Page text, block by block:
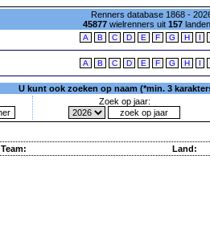
Renners database 1868 -
45877wielrenners uit 157
A B C D E F G H I
A B C D E F G H I
U kunt ook zoeken op naam (*min. 3
Zoek op jaar:
Team: Land: